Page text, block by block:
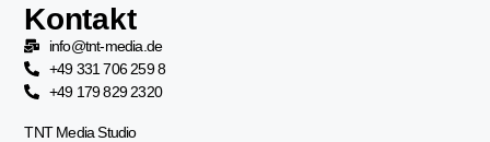
Kontakt
info@tnt-media.de
+49 331 706 259 8
+49 179 829 2320
TNT Media Studio